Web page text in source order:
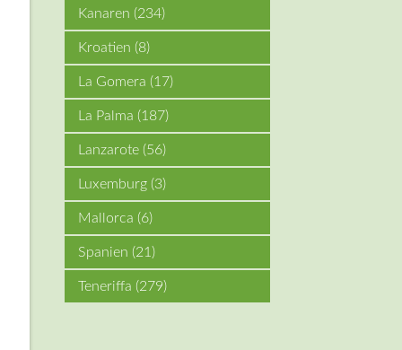
Kanaren (234)
Kroatien (8)
La Gomera (17)
La Palma (187)
Lanzarote (56)
Luxemburg (3)
Mallorca (6)
Spanien (21)
Teneriffa (279)